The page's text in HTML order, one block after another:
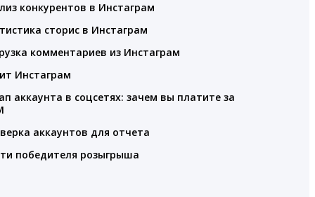
конкурентов в Инстаграм
сторис в Инстаграм
комментариев из Инстаграм
Инстаграм
аккаунта в соцсетях: зачем вы платите за
аккаунтов для отчета
победителя розыгрыша